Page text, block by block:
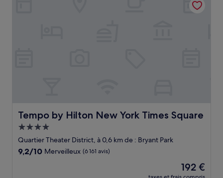
Tempo by Hilton New York Times Square
Tempo by Hilton New York Times Square
Hébergement
4.0 étoiles
Quartier Theater District, à 0,6 km de : Bryant Park
9.2
9,2/10 Merveilleux (6 161 avis)
Le
nouveau
192 €